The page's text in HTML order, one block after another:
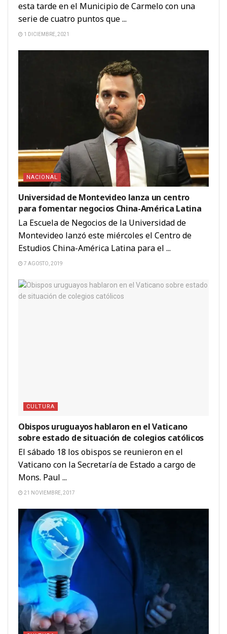
esta tarde en el Municipio de Carmelo con una
serie de cuatro puntos que ...
1 DICIEMBRE, 2021
NACIONAL
Universidad de Montevideo lanza un centro
para fomentar negocios China-América Latina
La Escuela de Negocios de la Universidad de
Montevideo lanzó este miércoles el Centro de
Estudios China-América Latina para el ...
7 AGOSTO, 2019
CULTURA
Obispos uruguayos hablaron en el Vaticano
sobre estado de situación de colegios católicos
El sábado 18 los obispos se reunieron en el
Vaticano con la Secretaría de Estado a cargo de
Mons. Paul ...
21 NOVIEMBRE, 2017